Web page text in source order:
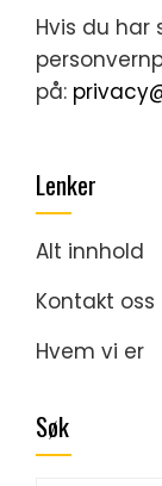
Hvis du har
på:
Lenker
Alt innhold
Kontakt oss
Hvem vi er
Søk